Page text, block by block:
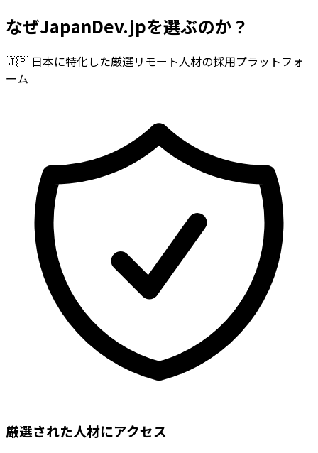
なぜJapanDev.jpを選ぶのか？
🇯🇵 日本に特化した厳選リモート人材の採用プラットフォ
ーム
厳選された人材にアクセス